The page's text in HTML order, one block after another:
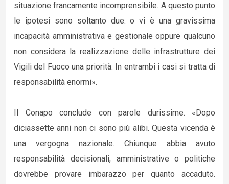
situazione francamente incomprensibile. A questo punto
le ipotesi sono soltanto due: o vi è una gravissima
incapacità amministrativa e gestionale oppure qualcuno
non considera la realizzazione delle infrastrutture dei
Vigili del Fuoco una priorità. In entrambi i casi si tratta di
responsabilità enormi».
Il Conapo conclude con parole durissime. «Dopo
diciassette anni non ci sono più alibi. Questa vicenda è
una vergogna nazionale. Chiunque abbia avuto
responsabilità decisionali, amministrative o politiche
dovrebbe provare imbarazzo per quanto accaduto.